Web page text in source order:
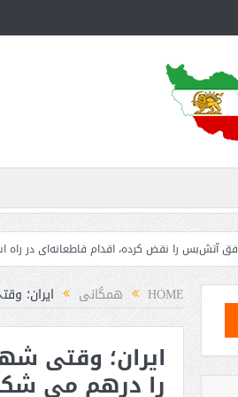
را نقض کرده، اقدام قاطعانه‌ای در راه است
HOME همگانی ایران؛
ایران؛ وقتی
را درهم‌ می